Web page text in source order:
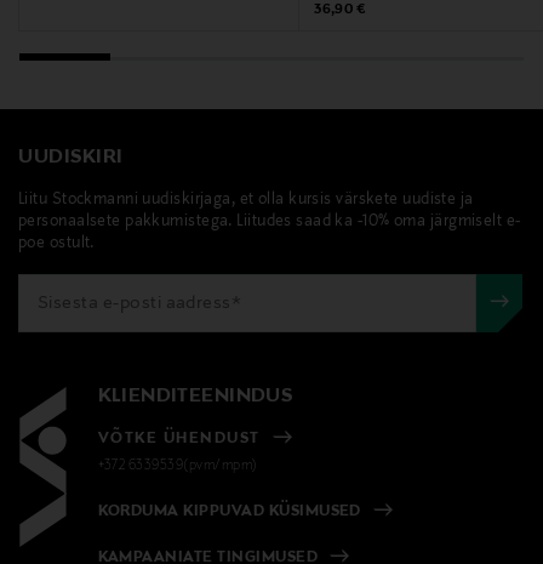
Original Price
36,90 €
UUDISKIRI
Liitu Stockmanni uudiskirjaga, et olla kursis värskete uudiste ja
personaalsete pakkumistega. Liitudes saad ka -10% oma järgmiselt e-
poe ostult.
KLIENDITEENINDUS
VÕTKE ÜHENDUST
+372 6339539(pvm/mpm)
KORDUMA KIPPUVAD KÜSIMUSED
KAMPAANIATE TINGIMUSED